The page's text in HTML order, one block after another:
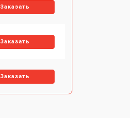
Заказать
Заказать
Заказать